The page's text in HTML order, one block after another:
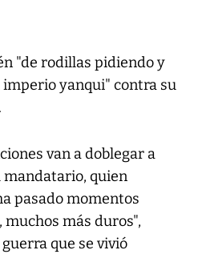
"de rodillas pidiendo y
yanqui" contra su
van a doblegar a
mandatario, quien
pasado momentos
más duros",
que se vivió